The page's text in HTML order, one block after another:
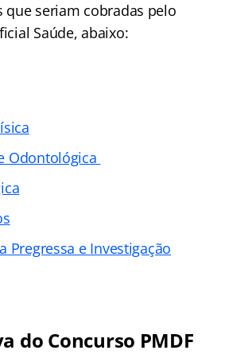
que seriam cobradas pelo
Saúde, abaixo:
Odontológica
Pregressa e Investigação
do Concurso PMDF